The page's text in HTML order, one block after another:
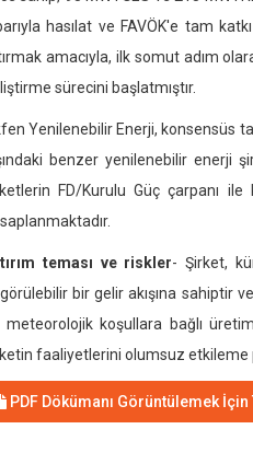
hasılat ve FAVÖK'e tam
amacıyla, ilk somut adım
sürecini başlatmıştır.
Yenilenebilir Enerji, konsensüs
benzer yenilenebilir enerji
FD/Kurulu Güç çarpanı ile
teması ve riskler- Şirket,
bir gelir akışına sahiptir
meteorolojik koşullara bağlı
faaliyetlerini olumsuz etkileme
PDF Dökümanı Görüntülemek İçin